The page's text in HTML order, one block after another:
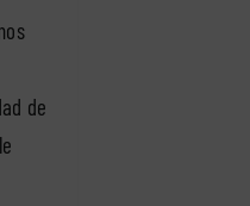
de